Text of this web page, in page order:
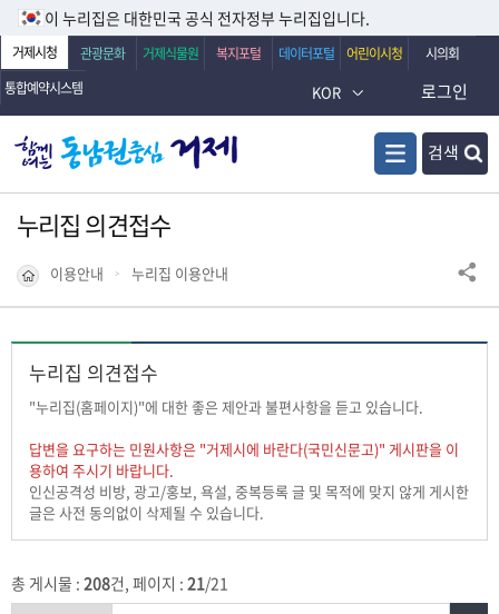
이 누리집은 대한민국 공식 전자정부 누리집입니다.
거제시청 관광문화 거제식물원 복지포털 데이터포털 어린이시청
시의회
통합예약시스템
KOR
검색
로그인
누리집 의견접수
이용안내 누리집 이용안내
누리집 의견접수
"누리집(홈페이지)"에 대한 좋은 제안과 불편사항을 듣고 있습니다.
답변을 요구하는 민원사항은 "거제시에 바란다(국민신문고)" 게시판을 이
용하여 주시기 바랍니다.
인신공격성 비방, 광고/홍보, 욕설, 중복등록 글 및 목적에 맞지 않게 게시한
글은 사전 동의없이 삭제될 수 있습니다.
총 게시물 : 208건, 페이지 : 21/21